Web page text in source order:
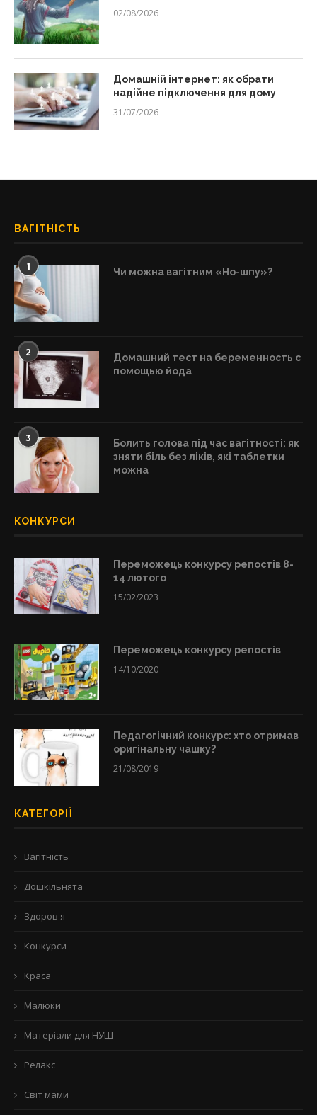
02/08/2026
Домашній інтернет: як обрати
надійне підключення для дому
31/07/2026
ВАГІТНІСТЬ
1 Чи можна вагітним «Но-шпу»?
2
Домашний тест на беременность с
помощью йода
3
Болить голова під час вагітності: як
зняти біль без ліків, які таблетки
можна
КОНКУРСИ
Переможець конкурсу репостів 8-
14 лютого
15/02/2023
Переможець конкурсу репостів
14/10/2020
Педагогічний конкурс: хто отримав
оригінальну чашку?
21/08/2019
КАТЕГОРІЇ
Вагітність
Дошкільнята
Здоров'я
Конкурси
Краса
Малюки
Матеріали для НУШ
Релакс
Світ мами